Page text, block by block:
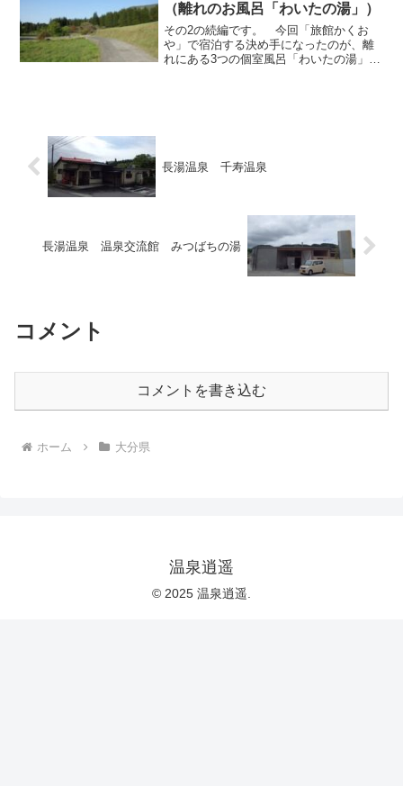
（離れのお風呂「わいたの湯」）
その2の続編です。 今回「旅館かくお
や」で宿泊する決め手になったのが、離
れにある3つの個室風呂「わいたの湯」で
長湯温泉 千寿温泉
長湯温泉 温泉交流館 みつばちの湯
コメント
コメントを書き込む
ホーム 大分県
温泉逍遥
© 2025 温泉逍遥.